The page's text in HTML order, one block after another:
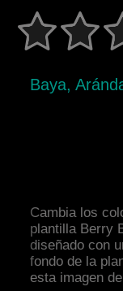
Baya,
Cambia los
plantilla Berry
diseñado con
fondo de la
esta imagen